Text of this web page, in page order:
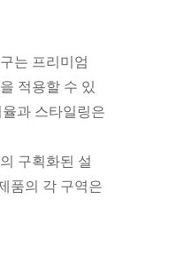
는 프리미엄
적용할 수 있
율과 스타일링은
구획화된 설
품의 각 구역은